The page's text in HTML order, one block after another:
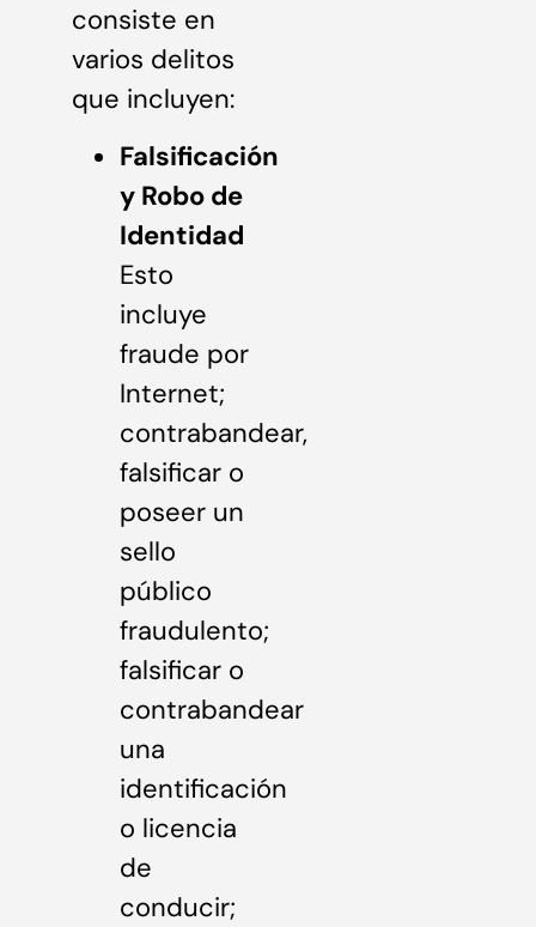
consiste en
varios delitos
que incluyen:
Falsificación
y Robo de
Identidad
Esto
incluye
fraude por
Internet;
contrabandear,
falsificar o
poseer un
sello
público
fraudulento;
falsificar o
contrabandear
una
identificación
o licencia
de
conducir;